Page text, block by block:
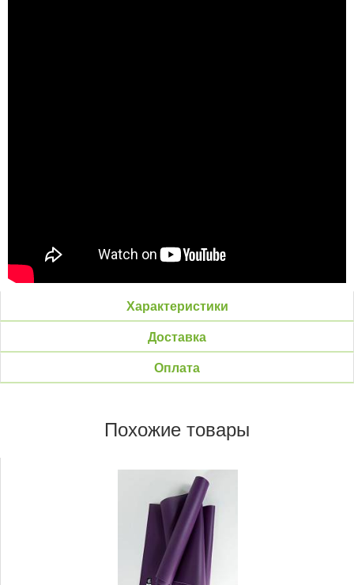
Характеристики
Доставка
Оплата
Похожие товары